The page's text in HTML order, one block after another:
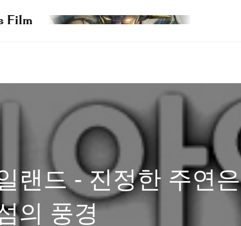
랜드 - 진정한 주연은
의 풍경